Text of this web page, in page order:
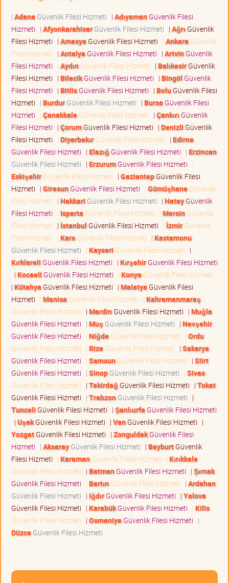
| Adana Güvenlik Filesi Hizmeti | AdıyamanGüvenlik Filesi
Hizmeti | AfyonkarahisarGüvenlik Filesi Hizmeti | Ağrı Güvenlik
Filesi Hizmeti | Amasya Güvenlik Filesi Hizmeti | Ankara Güvenlik
Filesi Hizmeti | Antalya Güvenlik Filesi Hizmeti | ArtvinGüvenlik
Filesi Hizmeti | AydınGüvenlik Filesi Hizmeti | BalıkesirGüvenlik
Filesi Hizmeti | BilecikGüvenlik Filesi Hizmeti | Bingöl Güvenlik
Filesi Hizmeti | BitlisGüvenlik Filesi Hizmeti | BoluGüvenlik Filesi
Hizmeti | BurdurGüvenlik Filesi Hizmeti | Bursa Güvenlik Filesi
Hizmeti | ÇanakkaleGüvenlik Filesi Hizmeti | Çankırı Güvenlik
Filesi Hizmeti | ÇorumGüvenlik Filesi Hizmeti | Denizli Güvenlik
Filesi Hizmeti | DiyarbakırGüvenlik Filesi Hizmeti | Edirne
Güvenlik Filesi Hizmeti | Elazığ Güvenlik Filesi Hizmeti | Erzincan
Güvenlik Filesi Hizmeti | ErzurumGüvenlik Filesi Hizmeti |
EskişehirGüvenlik Filesi Hizmeti | GaziantepGüvenlik Filesi
Hizmeti | GiresunGüvenlik Filesi Hizmeti | GümüşhaneGüvenlik
Filesi Hizmeti | Hakkari Güvenlik Filesi Hizmeti | HatayGüvenlik
Filesi Hizmeti | Isparta Güvenlik Filesi Hizmeti | MersinGüvenlik
Filesi Hizmeti | İstanbul Güvenlik Filesi Hizmeti | İzmirGüvenlik
Filesi Hizmeti | KarsGüvenlik Filesi Hizmeti | Kastamonu
Güvenlik Filesi Hizmeti | Kayseri Güvenlik Filesi Hizmeti |
Kırklareli Güvenlik Filesi Hizmeti | KırşehirGüvenlik Filesi Hizmeti
| Kocaeli Güvenlik Filesi Hizmeti | Konya Güvenlik Filesi Hizmeti
| Kütahya Güvenlik Filesi Hizmeti | Malatya Güvenlik Filesi
Hizmeti | Manisa Güvenlik Filesi Hizmeti | Kahramanmaraş
Güvenlik Filesi Hizmeti | MardinGüvenlik Filesi Hizmeti | Muğla
Güvenlik Filesi Hizmeti | Muş Güvenlik Filesi Hizmeti | Nevşehir
Güvenlik Filesi Hizmeti | NiğdeGüvenlik Filesi Hizmeti | Ordu
Güvenlik Filesi Hizmeti | RizeGüvenlik Filesi Hizmeti | Sakarya
Güvenlik Filesi Hizmeti | SamsunGüvenlik Filesi Hizmeti | Siirt
Güvenlik Filesi Hizmeti | SinopGüvenlik Filesi Hizmeti | Sivas
Güvenlik Filesi Hizmeti | Tekirdağ Güvenlik Filesi Hizmeti | Tokat
Güvenlik Filesi Hizmeti | TrabzonGüvenlik Filesi Hizmeti |
Tunceli Güvenlik Filesi Hizmeti | Şanlıurfa Güvenlik Filesi Hizmeti
| UşakGüvenlik Filesi Hizmeti | VanGüvenlik Filesi Hizmeti |
YozgatGüvenlik Filesi Hizmeti | ZonguldakGüvenlik Filesi
Hizmeti | AksarayGüvenlik Filesi Hizmeti | BayburtGüvenlik
Filesi Hizmeti | KaramanGüvenlik Filesi Hizmeti | Kırıkkale
Güvenlik Filesi Hizmeti | BatmanGüvenlik Filesi Hizmeti | Şırnak
Güvenlik Filesi Hizmeti | BartınGüvenlik Filesi Hizmeti | Ardahan
Güvenlik Filesi Hizmeti | IğdırGüvenlik Filesi Hizmeti | Yalova
Güvenlik Filesi Hizmeti | KarabükGüvenlik Filesi Hizmeti | Kilis
Güvenlik Filesi Hizmeti | OsmaniyeGüvenlik Filesi Hizmeti |
DüzceGüvenlik Filesi Hizmeti